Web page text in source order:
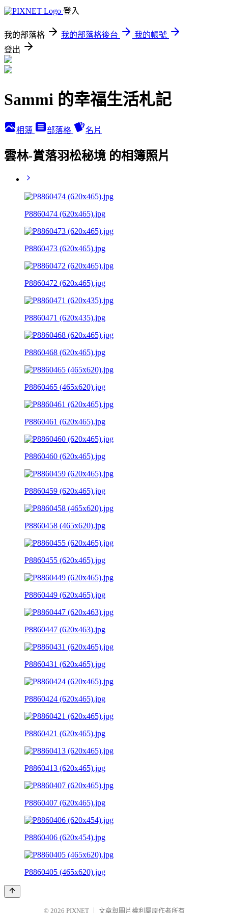
登入
我的部落格 我的部落格後台
我的帳號
登出
Sammi 的幸福生活札記
相簿 部落格 名片
雲林-賞落羽松秘境 的相簿照片
P8860474 (620x465).jpg
P8860473 (620x465).jpg
P8860472 (620x465).jpg
P8860471 (620x435).jpg
P8860468 (620x465).jpg
P8860465 (465x620).jpg
P8860461 (620x465).jpg
P8860460 (620x465).jpg
P8860459 (620x465).jpg
P8860458 (465x620).jpg
P8860455 (620x465).jpg
P8860449 (620x465).jpg
P8860447 (620x463).jpg
P8860431 (620x465).jpg
P8860424 (620x465).jpg
P8860421 (620x465).jpg
P8860413 (620x465).jpg
P8860407 (620x465).jpg
P8860406 (620x454).jpg
P8860405 (465x620).jpg
© 2026 PIXNET 文章與圖片權利屬原作者所有